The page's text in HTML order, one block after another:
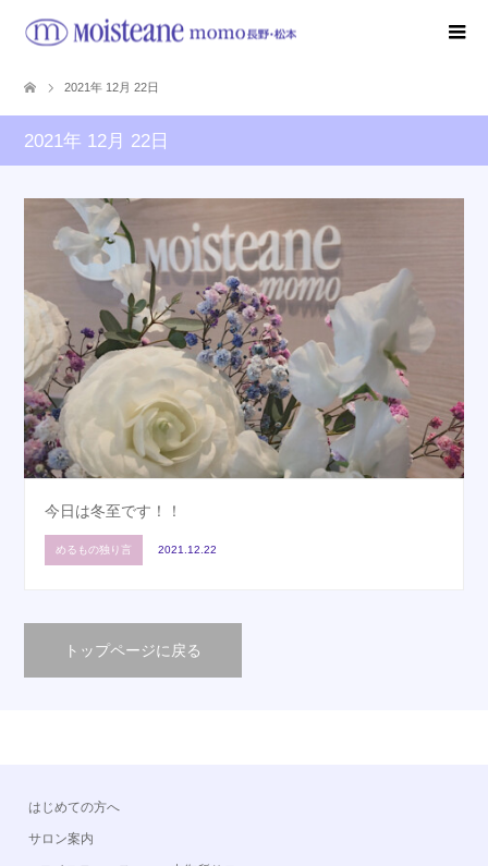
2021年 12月 22日
2021年 12月 22日
今日は冬至です！！
めるもの独り言 2021.12.22
トップページに戻る
はじめての方へ
サロン案内